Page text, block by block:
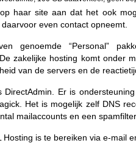
haar site aan dat het ook
even contact opneemt.
genoemde “Personal”
zakelijke hosting komt onder
van de servers en de
DirectAdmin. Er is
Het is mogelijk zelf DNS
mailaccounts en een
Hosting is te bereiken via e-mail